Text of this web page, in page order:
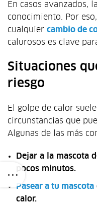
En casos avanzados,
conocimiento. Por
cualquier cambio de
calurosos es clave
Situaciones
riesgo
El golpe de calor
circunstancias que
Algunas de las más
Dejar a la mascota
pocos minutos.
Pasear a tu mascota
calor.